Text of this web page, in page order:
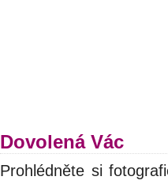
Dovolená Vác
Prohlédněte si